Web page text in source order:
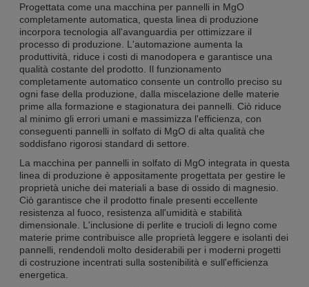
Progettata come una macchina per pannelli in MgO
completamente automatica, questa linea di produzione
incorpora tecnologia all'avanguardia per ottimizzare il
processo di produzione. L'automazione aumenta la
produttività, riduce i costi di manodopera e garantisce una
qualità costante del prodotto. Il funzionamento
completamente automatico consente un controllo preciso su
ogni fase della produzione, dalla miscelazione delle materie
prime alla formazione e stagionatura dei pannelli. Ciò riduce
al minimo gli errori umani e massimizza l'efficienza, con
conseguenti pannelli in solfato di MgO di alta qualità che
soddisfano rigorosi standard di settore.
La macchina per pannelli in solfato di MgO integrata in questa
linea di produzione è appositamente progettata per gestire le
proprietà uniche dei materiali a base di ossido di magnesio.
Ciò garantisce che il prodotto finale presenti eccellente
resistenza al fuoco, resistenza all'umidità e stabilità
dimensionale. L'inclusione di perlite e trucioli di legno come
materie prime contribuisce alle proprietà leggere e isolanti dei
pannelli, rendendoli molto desiderabili per i moderni progetti
di costruzione incentrati sulla sostenibilità e sull'efficienza
energetica.